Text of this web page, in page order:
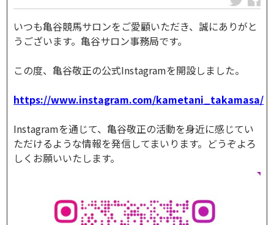
いつも亀谷競馬サロンをご愛顧いただき、誠にありがと
うございます。亀谷サロン事務局です。
この度、亀谷敬正の公式Instagramを開設しました。
https://www.instagram.com/kametani_takamasa/
Instagramを通じて、亀谷敬正の活動を身近に感じてい
ただけるような情報を発信してまいります。どうぞよろ
しくお願いいたします。